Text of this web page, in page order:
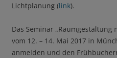
Lichtplanung (link).
Das Seminar
vom 12. – 14. Mai 2017 in
anmelden und den